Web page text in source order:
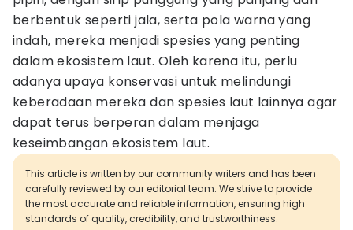
berbentuk seperti jala, serta pola warna yang
indah, mereka menjadi spesies yang penting
dalam ekosistem laut. Oleh karena itu, perlu
adanya upaya konservasi untuk melindungi
keberadaan mereka dan spesies laut lainnya agar
dapat terus berperan dalam menjaga
keseimbangan ekosistem laut.
This article is written by our community writers and has been
carefully reviewed by our editorial team. We strive to provide
the most accurate and reliable information, ensuring high
standards of quality, credibility, and trustworthiness.